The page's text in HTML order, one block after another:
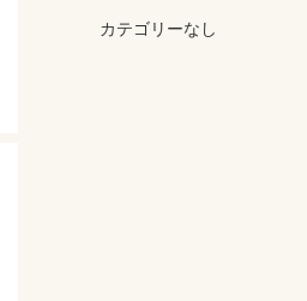
カテゴリーなし